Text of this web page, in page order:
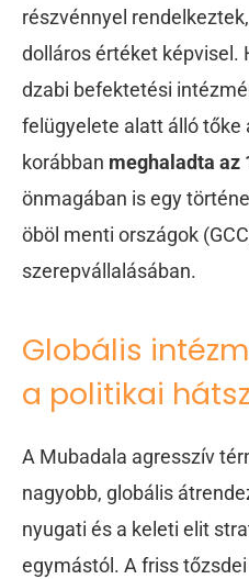
részvénnyel
dolláros értéket képvisel.
dzabi befektetési
felügyelete alatt álló tőke
korábban meghaladta
önmagában is egy
öböl menti országok
szerepvállalásában.
Globális
a politikai
A Mubadala agresszív
nagyobb, globális
nyugati és a keleti elit
egymástól. A friss